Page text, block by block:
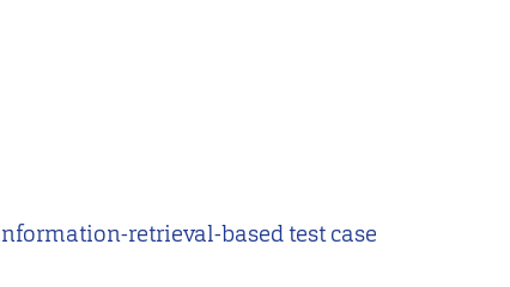
retrieval-based test case